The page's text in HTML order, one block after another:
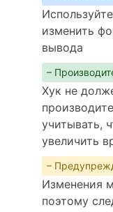
изменить
вывода
–
Хук не
учитывать,
увеличить
–
Изменения
поэтому